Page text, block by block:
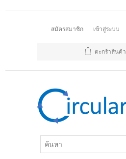
สมัครสมาชิก เข้าสู่ระบบ
ตะกร้าสินค้า